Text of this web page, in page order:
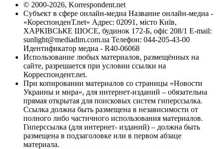
© 2000-2026, Korrespondent.net
Субъект в сфере онлайн-медиа Название онлайн-медиа -
«КореспонденТ.net» Адрес: 02091, місто Київ,
ХАРКІВСЬКЕ ШОСЕ, будинок 172-Б, офіс 208/1 E-mail:
sunlight@mediadim.com.ua Телефон: 044-205-43-00
Идентификатор медиа - R40-06068
Использование любых материалов, размещённых на
сайте, разрешается при условии ссылки на
Корреспондент.net.
При копировании материалов со страницы «Новости
Украины и мира», для интернет-изданий – обязательна
прямая открытая для поисковых систем гиперссылка.
Ссылка должна быть размещена в независимости от
полного либо частичного использования материалов.
Гиперссылка (для интернет- изданий) – должна быть
размещена в подзаголовке или в первом абзаце
материала.